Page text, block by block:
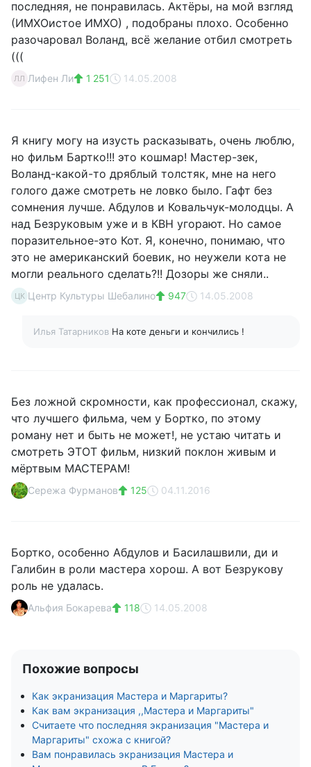
последняя, не понравилась. Актёры, на мой взгляд
(ИМХОистое ИМХО) , подобраны плохо. Особенно
разочаровал Воланд, всё желание отбил смотреть
(((
ЛЛ Лифен Ли 1 251 14.05.2008
Я книгу могу на изусть расказывать, очень люблю,
но фильм Бартко!!! это кошмар! Мастер-зек,
Воланд-какой-то дряблый толстяк, мне на него
голого даже смотреть не ловко было. Гафт без
сомнения лучше. Абдулов и Ковальчук-молодцы. А
над Безруковым уже и в КВН угорают. Но самое
поразительное-это Кот. Я, конечно, понимаю, что
это не американский боевик, но неужели кота не
могли реального сделать?!! Дозоры же сняли..
ЦК Центр Культуры Шебалино 947 14.05.2008
Илья Татарников На коте деньги и кончились !
Без ложной скромности, как профессионал, скажу,
что лучшего фильма, чем у Бортко, по этому
роману нет и быть не может!, не устаю читать и
смотреть ЭТОТ фильм, низкий поклон живым и
мёртвым МАСТЕРАМ!
Сережа Фурманов 125 04.11.2016
Бортко, особенно Абдулов и Басилашвили, ди и
Галибин в роли мастера хорош. А вот Безрукову
роль не удалась.
Альфия Бокарева 118 14.05.2008
Похожие вопросы
Как экранизация Мастера и Маргариты?
Как вам экранизация ,,Мастера и Маргариты"
Считаете что последняя экранизация "Мастера и
Маргариты" схожа с книгой?
Вам понравилась экранизация Мастера и